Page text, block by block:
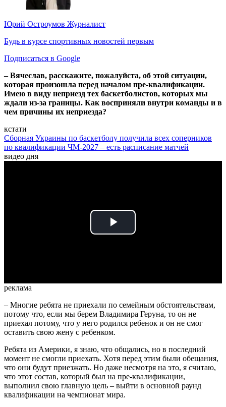
Юрий Остроумов Журналист
Будь в курсе спортивных новостей первым
Подписаться в Google
– Вячеслав, расскажите, пожалуйста, об этой ситуации,
которая произошла перед началом пре-квалификации.
Имею в виду неприезд тех баскетболистов, которых мы
ждали из-за границы. Как восприняли внутри команды и в
чем причины их неприезда?
кстати
Сборная Украины по баскетболу получила всех соперников
по квалификации ЧМ-2027 – есть расписание матчей
видео дня
Play
реклама
– Многие ребята не приехали по семейным обстоятельствам,
потому что, если мы берем Владимира Геруна, то он не
приехал потому, что у него родился ребенок и он не смог
оставить свою жену с ребенком.
Ребята из Америки, я знаю, что общались, но в последний
момент не смогли приехать. Хотя перед этим были обещания,
что они будут приезжать. Но даже несмотря на это, я считаю,
что этот состав, который был на пре-квалификации,
выполнил свою главную цель – выйти в основной раунд
квалификации на чемпионат мира.